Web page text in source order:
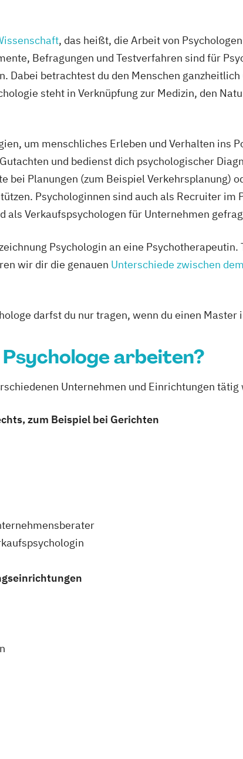
, das heißt, die Arbeit von
Befragungen und Testverfahren sind für
Dabei betrachtest du den Menschen
steht in Verknüpfung zur Medizin, den
um menschliches Erleben und Verhalten ins
und bedienst dich psychologischer
bei Planungen (zum Beispiel Verkehrsplanung)
Psychologinnen sind auch als Recruiter im
als Verkaufspsychologen für Unternehmen
Psychologin an eine
wir dir die genauen Unterschiede zwischen
darfst du nur tragen, wenn du einen Master
arbeiten?
Unternehmen und Einrichtungen
zum Beispiel bei Gerichten